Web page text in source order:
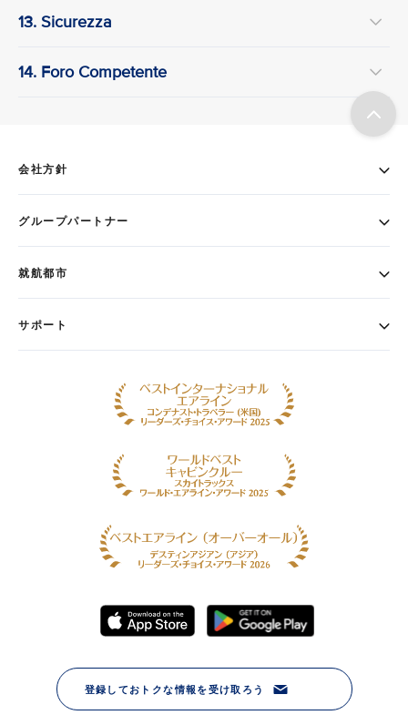
13. Sicurezza
14. Foro Competente